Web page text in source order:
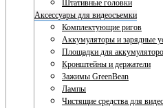
Штативные головки
Аксессуары для видеосъемки
Комплектующие ригов
Аккумуляторы и зарядные
Площадки для
Кронштейны и держатели
Зажимы GreenBean
Лампы
Чистящие средства для